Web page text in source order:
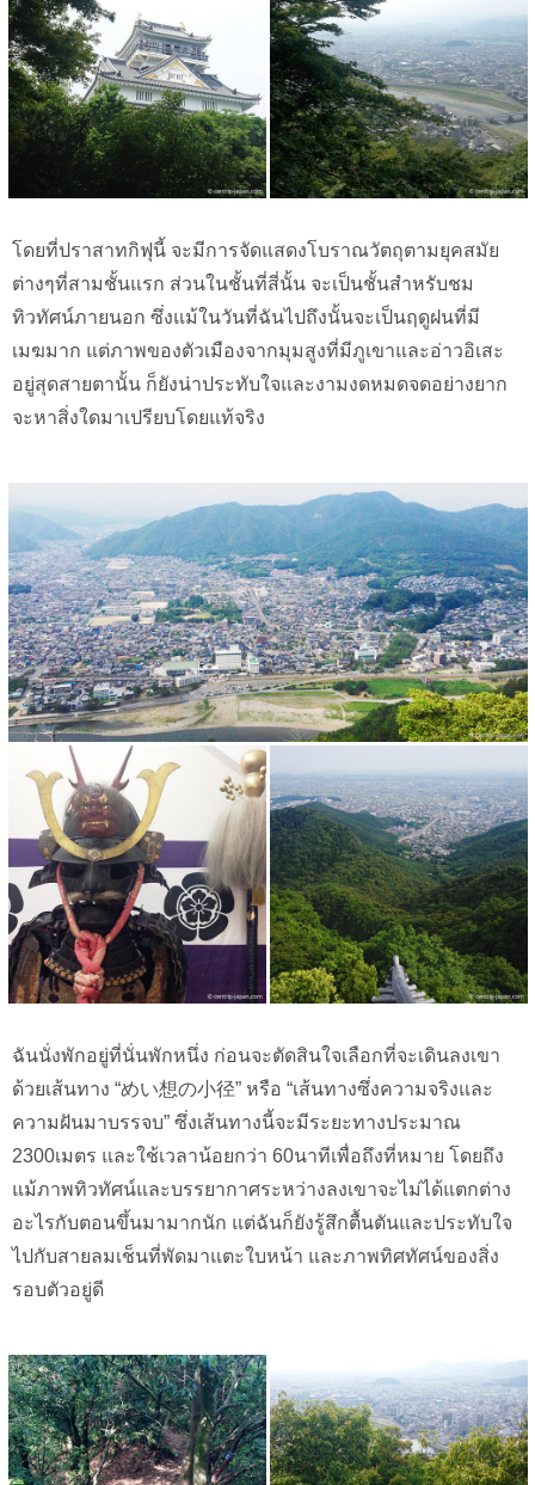
โดยที่ปราสาทกิฟุนี้ จะมีการจัดแสดงโบราณวัตถุตามยุคสมัย
ต่างๆที่สามชั้นแรก ส่วนในชั้นที่สี่นั้น จะเป็นชั้นสำหรับชม
ทิวทัศน์ภายนอก ซึ่งแม้ในวันที่ฉันไปถึงนั้นจะเป็นฤดูฝนที่มี
เมฆมาก แต่ภาพของตัวเมืองจากมุมสูงที่มีภูเขาและอ่าวอิเสะ
อยู่สุดสายตานั้น ก็ยังน่าประทับใจและงามงดหมดจดอย่างยาก
จะหาสิ่งใดมาเปรียบโดยแท้จริง
ฉันนั่งพักอยู่ที่นั่นพักหนึ่ง ก่อนจะตัดสินใจเลือกที่จะเดินลงเขา
ด้วยเส้นทาง “めい想の小径” หรือ “เส้นทางซึ่งความจริงและ
ความฝันมาบรรจบ” ซึ่งเส้นทางนี้จะมีระยะทางประมาณ
2300เมตร และใช้เวลาน้อยกว่า 60นาทีเพื่อถึงที่หมาย โดยถึง
แม้ภาพทิวทัศน์และบรรยากาศระหว่างลงเขาจะไม่ได้แตกต่าง
อะไรกับตอนขึ้นมามากนัก แต่ฉันก็ยังรู้สึกตื้นตันและประทับใจ
ไปกับสายลมเช็นที่พัดมาแตะใบหน้า และภาพทิศทัศน์ของสิ่ง
รอบตัวอยู่ดี